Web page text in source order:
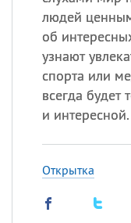
людей
об
узнают
спорта или
всегда будет
и интересной.
Открытка